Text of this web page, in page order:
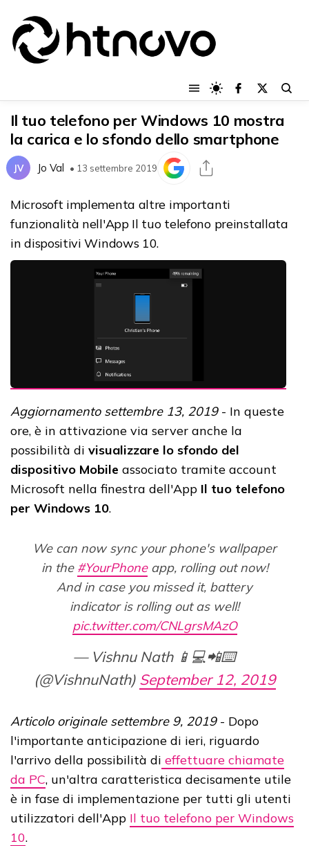
Il tuo telefono per Windows 10 mostra
la carica e lo sfondo dello smartphone
JV Jo Val • 13 settembre 2019
Microsoft implementa altre importanti
funzionalità nell'App Il tuo telefono preinstallata
in dispositivi Windows 10.
Aggiornamento settembre 13, 2019- In queste
ore, è in attivazione via server anche la
possibilità di visualizzare lo sfondo del
dispositivo Mobile associato tramite account
Microsoft nella finestra dell'App Il tuo telefono
per Windows 10.
We can now sync your phone's wallpaper
in the #YourPhoneapp, rolling out now!
And in case you missed it, battery
indicator is rolling out as well!
pic.twitter.com/CNLgrsMAzO
— Vishnu Nath 📱💻📲⌨️
(@VishnuNath) September 12, 2019
Articolo originale settembre 9, 2019- Dopo
l'importante anticipazione di ieri, riguardo
l'arrivo della possibilità di effettuare chiamate
da PC, un'altra caratteristica decisamente utile
è in fase di implementazione per tutti gli utenti
utilizzatori dell'App Il tuo telefono per Windows
10.